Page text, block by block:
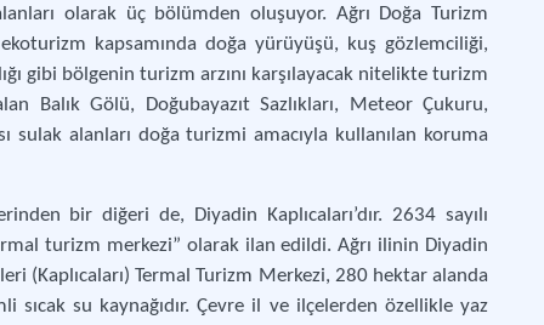
olarak üç bölümden oluşuyor. Ağrı Doğa Turizm
kapsamında doğa yürüyüşü, kuş gözlemciliği,
gibi bölgenin turizm arzını karşılayacak nitelikte turizm
Balık Gölü, Doğubayazıt Sazlıkları, Meteor Çukuru,
sulak alanları doğa turizmi amacıyla kullanılan koruma
bir diğeri de, Diyadin Kaplıcaları’dır. 2634 sayılı
turizm merkezi” olarak ilan edildi. Ağrı ilinin Diyadin
(Kaplıcaları) Termal Turizm Merkezi, 280 hektar alanda
sıcak su kaynağıdır. Çevre il ve ilçelerden özellikle yaz